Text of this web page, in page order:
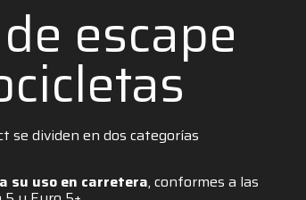
escape
se dividen en dos categorías
su uso en carretera, conformes a las